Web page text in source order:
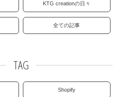
KTG creationの日々
全ての記事
TAG
Shopify